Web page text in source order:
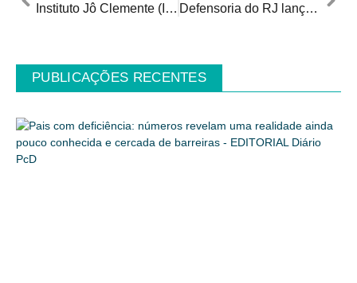
Instituto Jô Clemente (IJC) cria Centro de Neurodesenvolvimento e Reabilitação (CNR) Defensoria do RJ lança cartilha que orienta motoristas sobre direitos das pessoas com deficiência
PUBLICAÇÕES RECENTES